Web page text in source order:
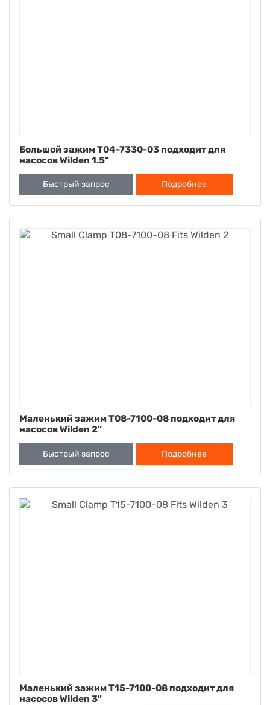
Большой зажим T04-7330-03 подходит для
насосов Wilden 1.5"
Быстрый запрос Подробнее
Маленький зажим T08-7100-08 подходит для
насосов Wilden 2"
Быстрый запрос Подробнее
Маленький зажим T15-7100-08 подходит для
насосов Wilden 3"